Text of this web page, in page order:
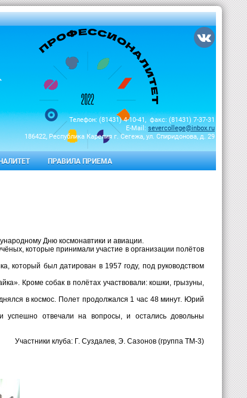
Телефон: (81431) 4-10-41, факс: (81431) 7-37-31
E-Mail: severcollege@inbox.ru
186422, Республика Карелия г. Сегежа, ул. Спиридонова, д. 29
ПРАВИЛА ПРИЕМА
Дню космонавтики и авиации.
которые принимали участие в организации полётов
который был датирован в 1957 году, под руководством
Кроме собак в полётах участвовали: кошки, грызуны,
в космос. Полет продолжался 1 час 48 минут. Юрий
успешно отвечали на вопросы, и остались довольны
Участники клуба: Г. Суздалев, Э. Сазонов (группа ТМ-3)